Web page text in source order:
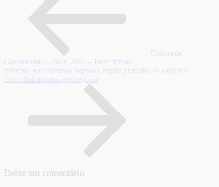
Coluna de
Gastronomia – 26.01.2025 – Bom demais
Próximo post Próximo Soprano amplia portfólio de soluções
fotovoltaicas para agronegócio
Deixe um comentário